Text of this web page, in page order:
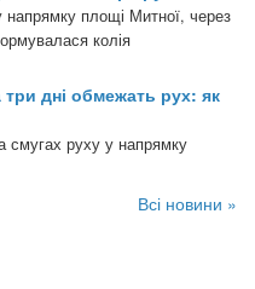
напрямку площі Митної, через
колія
дні обмежать рух: як
смугах руху у напрямку
Всі новини »